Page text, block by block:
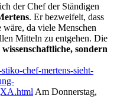
der Chef der Ständigen
. Er bezweifelt, dass
da viele Menschen
Mitteln zu entgehen. Die
wissenschaftliche, sondern
chef-mertens-sieht-
Am Donnerstag,